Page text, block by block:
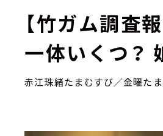
【竹ガム調査
一体いくつ？
赤江珠緒たまむすび／金曜た